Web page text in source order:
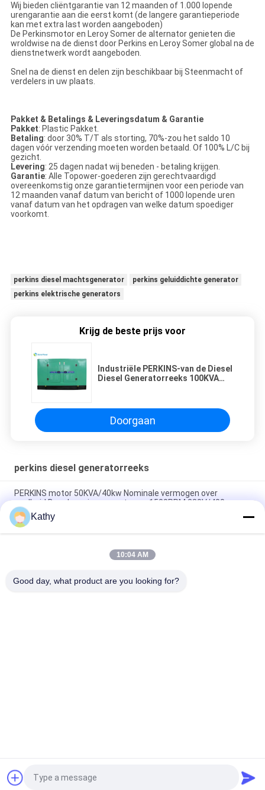
Wij bieden cliëntgarantie van 12 maanden of 1.000 lopende
urengarantie aan die eerst komt (de langere garantieperiode
kan met extra last worden aangeboden)
De Perkinsmotor en Leroy Somer de alternator genieten die
wroldwise na de dienst door Perkins en Leroy Somer global na de
dienstnetwerk wordt aangeboden.
Snel na de dienst en delen zijn beschikbaar bij Steenmacht of
verdelers in uw plaats.
Pakket & Betalings & Leveringsdatum & Garantie
Pakket: Plastic Pakket.
Betaling: door 30% T/T als storting, 70%-zou het saldo 10
dagen vóór verzending moeten worden betaald. Of 100% L/C bij
gezicht.
Levering: 25 dagen nadat wij beneden - betaling krijgen.
Garantie: Alle Topower-goederen zijn gerechtvaardigd
overeenkomstig onze garantietermijnen voor een periode van
12 maanden vanaf datum van bericht of 1000 lopende uren
vanaf datum van het opdragen van welke datum spoediger
voorkomt.
perkins diesel machtsgenerator
perkins geluiddichte generator
perkins elektrische generators
Krijg de beste prijs voor
Industriële PERKINS-van de Diesel
Diesel Generatorreeks 100KVA
Doorgaan
perkins diesel generatorreeks
PERKINS motor 50KVA/40kw Nominale vermogen over
snelheid Bescherming over stroom 1500PRM 230V/400
PERKINS Generator 13KVA/10KW Nominale kracht Leroy
Somer Omgevingstemperatuur -25°C tot 50°C.
PERKINS Generator 10KVA/8KW Nominale kracht Leroy Somer
Vraag een offerte aan
Kathy
10:04 AM
Good day, what product are you looking for?